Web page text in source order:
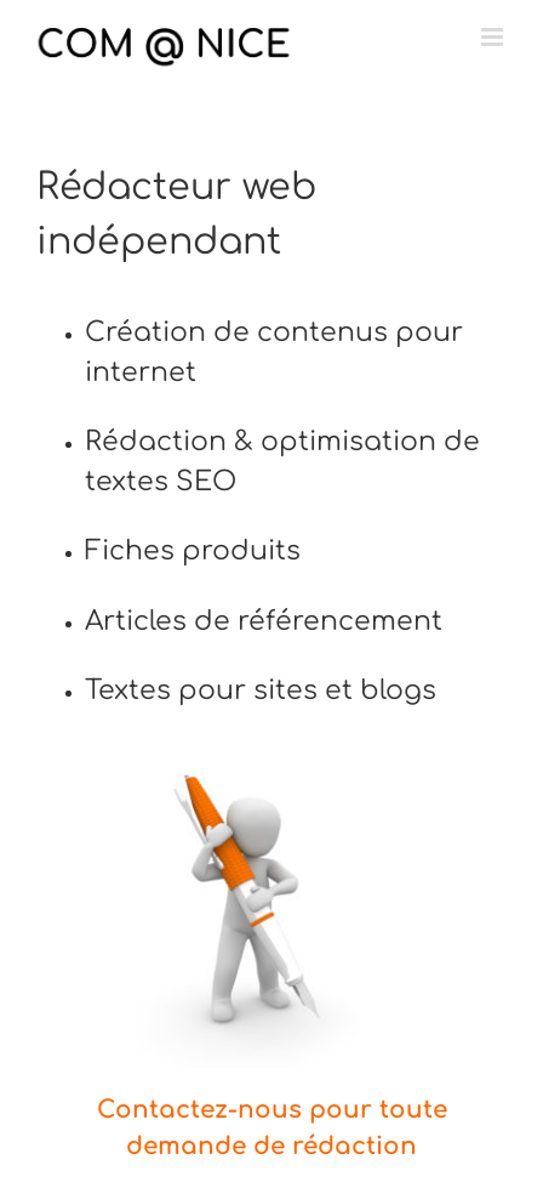
Rédacteur web
indépendant
Création de contenus pour
internet
Rédaction & optimisation de
textes SEO
Fiches produits
Articles de référencement
Textes pour sites et blogs
Contactez-nous pour toute
demande de rédaction